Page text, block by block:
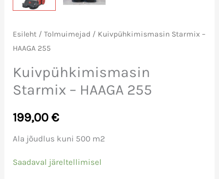
Esileht /Tolmuimejad / Kuivpühkimismasin Starmix –
HAAGA 255
Kuivpühkimismasin
Starmix – HAAGA 255
199,00€
Ala jõudlus kuni 500 m2
Saadaval järeltellimisel